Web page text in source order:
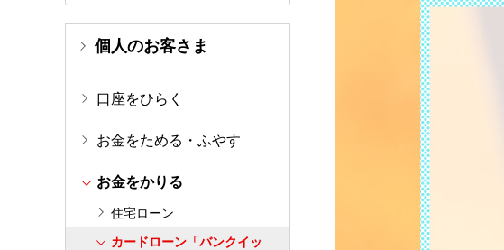
個人のお客さま
口座をひらく
お金をためる・ふやす
お金をかりる
住宅ローン
カードローン「バンクイッ